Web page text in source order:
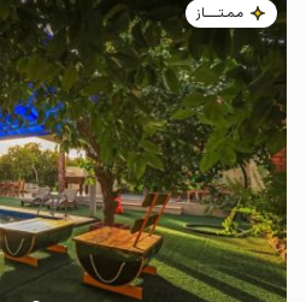
مـمـتــــــاز